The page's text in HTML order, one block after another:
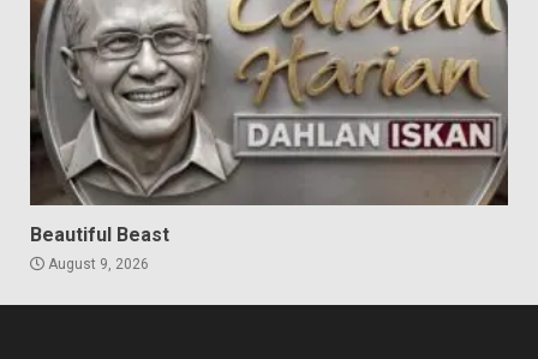
Beautiful Beast
August 9, 2026